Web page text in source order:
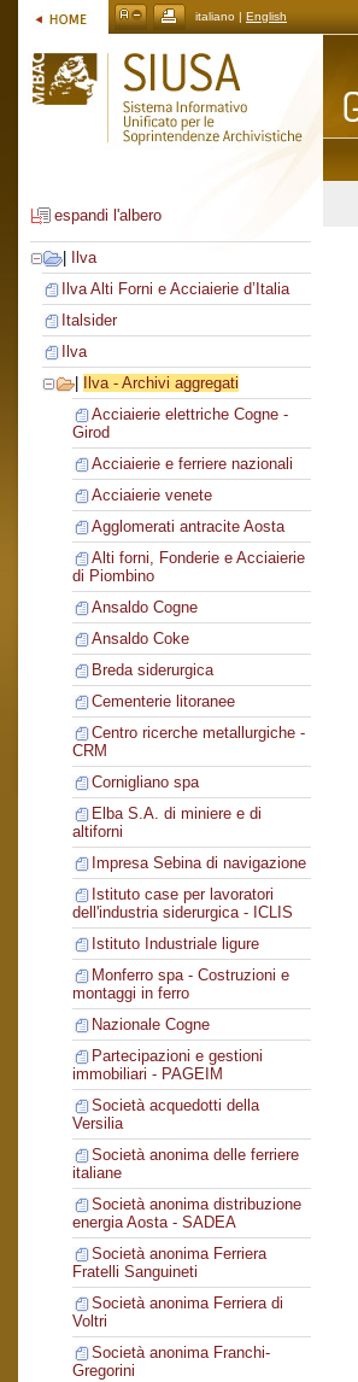
italiano | English
espandi l'albero
Ilva
Ilva Alti Forni e Acciaierie d’Italia
Italsider
Ilva
Ilva - Archivi aggregati
Acciaierie elettriche Cogne -
Girod
Acciaierie e ferriere nazionali
Acciaierie venete
Agglomerati antracite Aosta
Alti forni, Fonderie e Acciaierie
di Piombino
Ansaldo Cogne
Ansaldo Coke
Breda siderurgica
Cementerie litoranee
Centro ricerche metallurgiche -
CRM
Cornigliano spa
Elba S.A. di miniere e di
altiforni
Impresa Sebina di navigazione
Istituto case per lavoratori
dell'industria siderurgica - ICLIS
Istituto Industriale ligure
Monferro spa - Costruzioni e
montaggi in ferro
Nazionale Cogne
Partecipazioni e gestioni
immobiliari - PAGEIM
Società acquedotti della
Versilia
Società anonima delle ferriere
italiane
Società anonima distribuzione
energia Aosta - SADEA
Società anonima Ferriera
Fratelli Sanguineti
Società anonima Ferriera di
Voltri
Società anonima Franchi-
Gregorini